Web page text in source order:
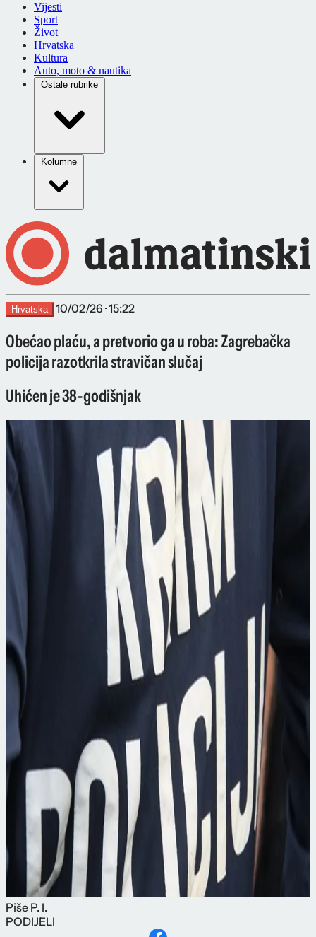
Vijesti
Sport
Život
Hrvatska
Kultura
Auto, moto & nautika
Ostale rubrike
Kolumne
Hrvatska 10/02/26 · 15:22
Obećao plaću, a pretvorio ga u roba: Zagrebačka
policija razotkrila stravičan slučaj
Uhićen je 38-godišnjak
Piše P. I.
PODIJELI